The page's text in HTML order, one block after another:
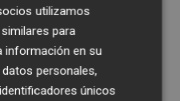
la frontal al
con una gran
utilizamos
para
información en su
personales,
únicos